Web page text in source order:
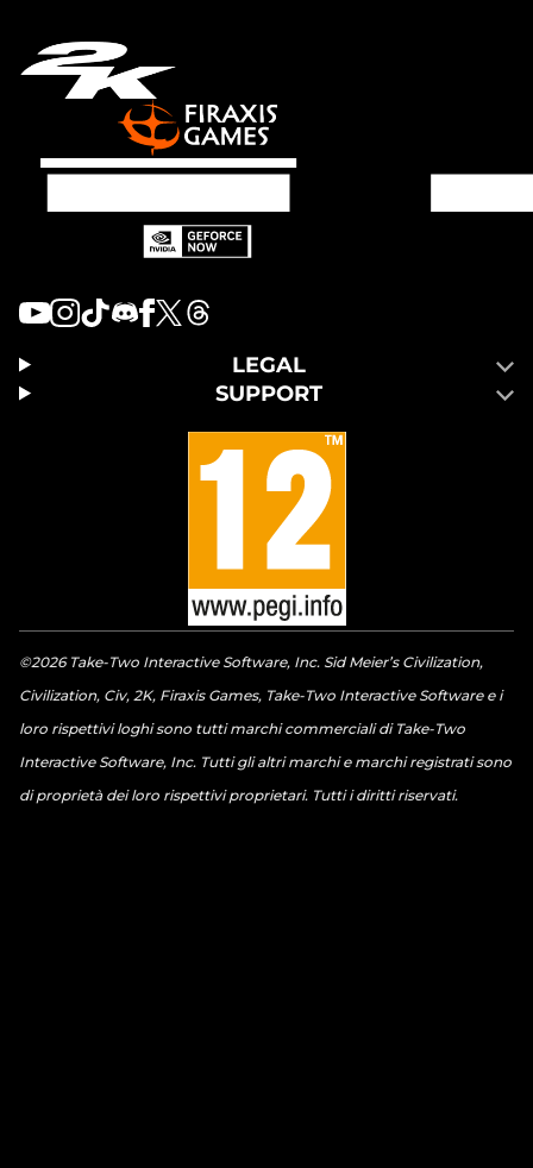
LEGAL
SUPPORT
©2026 Take-Two Interactive Software, Inc. Sid Meier’s Civilization,
Civilization, Civ, 2K, Firaxis Games, Take-Two Interactive Software e i
loro rispettivi loghi sono tutti marchi commerciali di Take-Two
Interactive Software, Inc. Tutti gli altri marchi e marchi registrati sono
di proprietà dei loro rispettivi proprietari. Tutti i diritti riservati.